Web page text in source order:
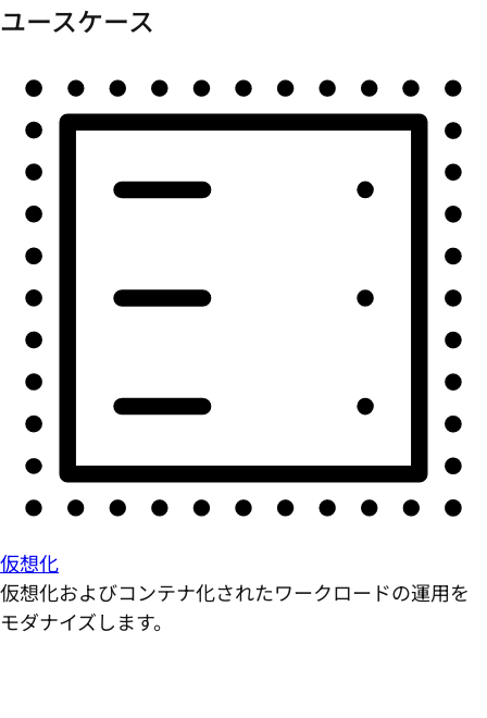
ユースケース
仮想化
仮想化およびコンテナ化されたワークロードの運用を
モダナイズします。